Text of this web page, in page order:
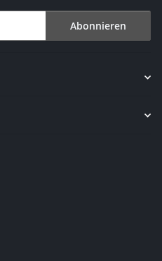
Abonnieren